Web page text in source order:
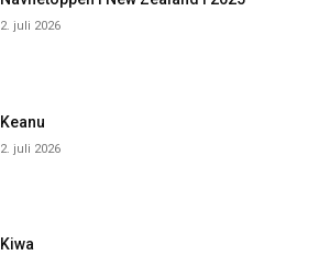
2. juli 2026
Keanu
2. juli 2026
Kiwa